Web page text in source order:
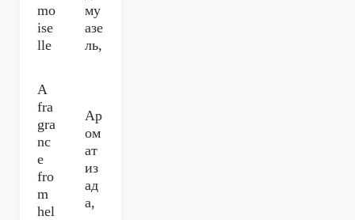
mo
ise
lle
му
азе
ль,
A
fra
gra
nc
e
fro
m
hel
Ар
ом
ат
из
ад
а,